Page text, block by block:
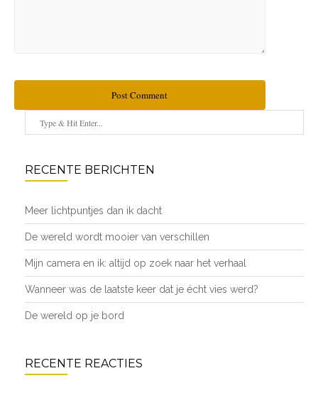
Post Comment
RECENTE BERICHTEN
Meer lichtpuntjes dan ik dacht
De wereld wordt mooier van verschillen
Mijn camera en ik: altijd op zoek naar het verhaal
Wanneer was de laatste keer dat je écht vies werd?
De wereld op je bord
RECENTE REACTIES